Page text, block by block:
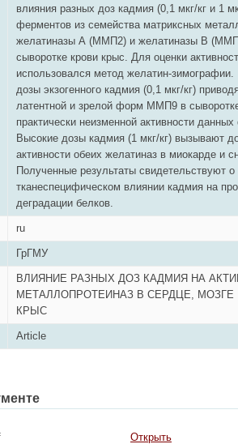
влияния разных доз кадмия (0,1 мкг/кг и 1
ферментов из семейства матриксных
желатиназы А (ММП2) и желатиназы В
сыворотке крови крыс. Для оценки
использовался метод желатин-зимографии.
дозы экзогенного кадмия (0,1 мкг/кг)
латентной и зрелой форм ММП9 в
практически неизменной активности
Высокие дозы кадмия (1 мкг/кг) вызывают
активности обеих желатиназ в миокарде и
Полученные результаты свидетельствуют
тканеспецифическом влиянии кадмия на
деградации белков.
ru
ГрГМУ
ВЛИЯНИЕ РАЗНЫХ ДОЗ КАДМИЯ НА
МЕТАЛЛОПРОТЕИНАЗ В СЕРДЦЕ,
КРЫС
Article
Открыть